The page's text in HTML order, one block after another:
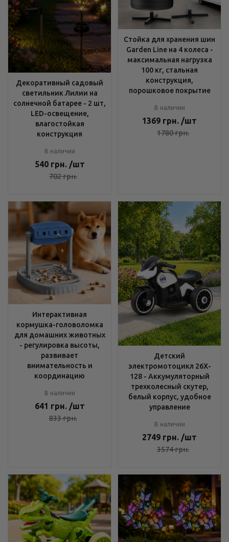
Декоративный садовый
светильник Лилии на
солнечной батарее - 2 шт,
LED-освещение,
влагостойкая
конструкция
В наличии
540 грн. /шт
702грн.
Стойка для хранения шин
Garden Line на 4 колеса -
максимальная нагрузка
100 кг, стальная
конструкция,
порошковое покрытие
В наличии
1369 грн. /шт
1780грн.
Интерактивная
кормушка-головоломка
для домашних животных
- регулировка высоты,
развивает
внимательность и
координацию
В наличии
641 грн. /шт
833грн.
Детский
электромотоцикл 26X-
128 - Аккумуляторный
трехколесный скутер,
белый корпус, удобное
управление
В наличии
2749 грн. /шт
3574грн.